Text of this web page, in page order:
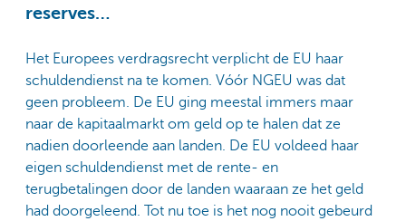
reserves…
Het Europees verdragsrecht verplicht de EU haar
schuldendienst na te komen. Vóór NGEU was dat
geen probleem. De EU ging meestal immers maar
naar de kapitaalmarkt om geld op te halen dat ze
nadien doorleende aan landen. De EU voldeed haar
eigen schuldendienst met de rente- en
terugbetalingen door de landen waaraan ze het geld
had doorgeleend. Tot nu toe is het nog nooit gebeurd